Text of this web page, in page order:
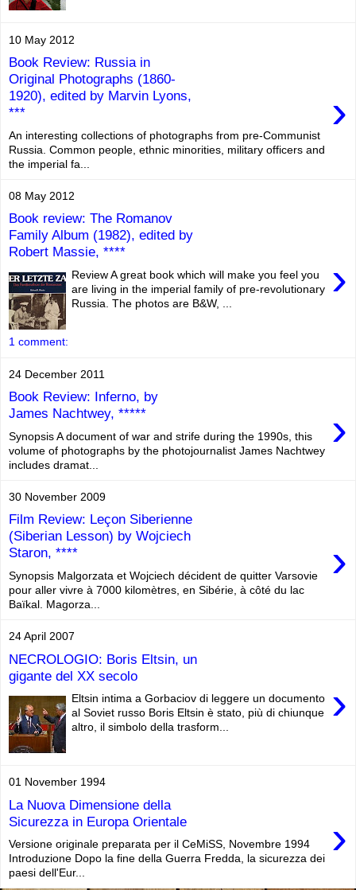
10 May 2012
Book Review: Russia in
Original Photographs (1860-
1920), edited by Marvin Lyons,
***
›
An interesting collections of photographs from pre-Communist
Russia. Common people, ethnic minorities, military officers and
the imperial fa...
08 May 2012
Book review: The Romanov
Family Album (1982), edited by
Robert Massie, ****
›
Review A great book which will make you feel you
are living in the imperial family of pre-revolutionary
Russia. The photos are B&W, ...
1 comment:
24 December 2011
Book Review: Inferno, by
James Nachtwey, *****
›
Synopsis A document of war and strife during the 1990s, this
volume of photographs by the photojournalist James Nachtwey
includes dramat...
30 November 2009
Film Review: Leçon Siberienne
(Siberian Lesson) by Wojciech
Staron, ****
›
Synopsis Malgorzata et Wojciech décident de quitter Varsovie
pour aller vivre à 7000 kilomètres, en Sibérie, à côté du lac
Baïkal. Magorza...
24 April 2007
NECROLOGIO: Boris Eltsin, un
gigante del XX secolo
›
Eltsin intima a Gorbaciov di leggere un documento
al Soviet russo Boris Eltsin è stato, più di chiunque
altro, il simbolo della trasform...
01 November 1994
La Nuova Dimensione della
Sicurezza in Europa Orientale
›
Versione originale preparata per il CeMiSS, Novembre 1994
Introduzione Dopo la fine della Guerra Fredda, la sicurezza dei
paesi dell'Eur...